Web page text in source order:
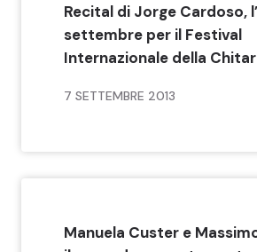
Recital di Jorge Cardoso,
settembre per il Festival
Internazionale della
7 SETTEMBRE 2013
Manuela Custer e